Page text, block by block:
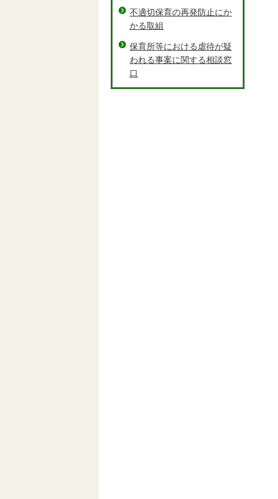
不適切保育の再発防止にか
かる取組
保育所等における虐待が疑
われる事案に関する相談窓
口